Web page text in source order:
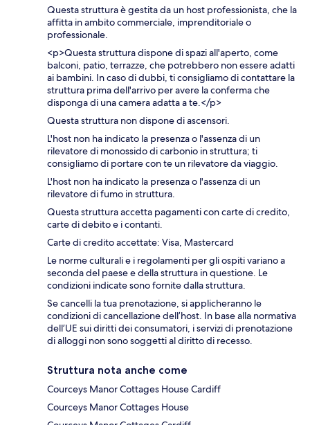
Questa struttura è gestita da un host professionista, che la
affitta in ambito commerciale, imprenditoriale o
professionale.
<p>Questa struttura dispone di spazi all'aperto, come
balconi, patio, terrazze, che potrebbero non essere adatti
ai bambini. In caso di dubbi, ti consigliamo di contattare la
struttura prima dell'arrivo per avere la conferma che
disponga di una camera adatta a te.</p>
Questa struttura non dispone di ascensori.
L'host non ha indicato la presenza o l'assenza di un
rilevatore di monossido di carbonio in struttura; ti
consigliamo di portare con te un rilevatore da viaggio.
L'host non ha indicato la presenza o l'assenza di un
rilevatore di fumo in struttura.
Questa struttura accetta pagamenti con carte di credito,
carte di debito e i contanti.
Carte di credito accettate: Visa, Mastercard
Le norme culturali e i regolamenti per gli ospiti variano a
seconda del paese e della struttura in questione. Le
condizioni indicate sono fornite dalla struttura.
Se cancelli la tua prenotazione, si applicheranno le
condizioni di cancellazione dell’host. In base alla normativa
dell’UE sui diritti dei consumatori, i servizi di prenotazione
di alloggi non sono soggetti al diritto di recesso.
Struttura nota anche come
Courceys Manor Cottages House Cardiff
Courceys Manor Cottages House